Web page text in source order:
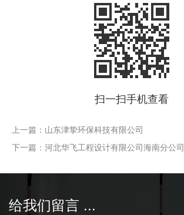
扫一扫手机查看
上一篇：山东津挚环保科技有限公司
下一篇：河北华飞工程设计有限公司海南分公司
给我们留言 ...